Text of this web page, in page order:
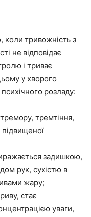
коли тривожність з
не відповідає
і триває
у хворого
розладу:
тремтіння,
задишкою,
рук, сухістю в
жару;
стає
уваги,